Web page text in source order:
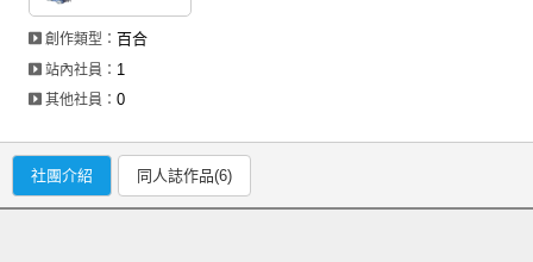
創作類型： 百合
站內社員： 1
其他社員：0
社團介紹 同人誌作品(6)